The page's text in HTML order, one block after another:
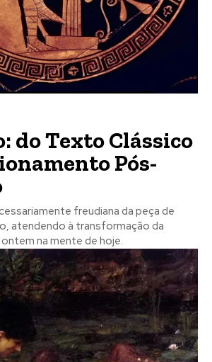
do Texto Clássico
Pós-
freudiana da peça de
atendendo à transformação da
na mente de hoje.